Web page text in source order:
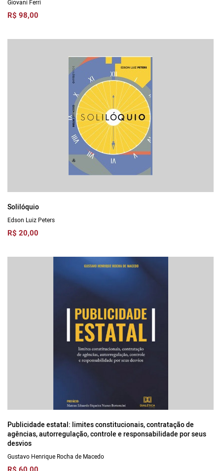
Giovani Ferri
R$ 98,00
Solilóquio
Edson Luiz Peters
R$ 20,00
Publicidade estatal: limites constitucionais, contratação de
agências, autorregulação, controle e responsabilidade por seus
desvios
Gustavo Henrique Rocha de Macedo
R$ 60,00